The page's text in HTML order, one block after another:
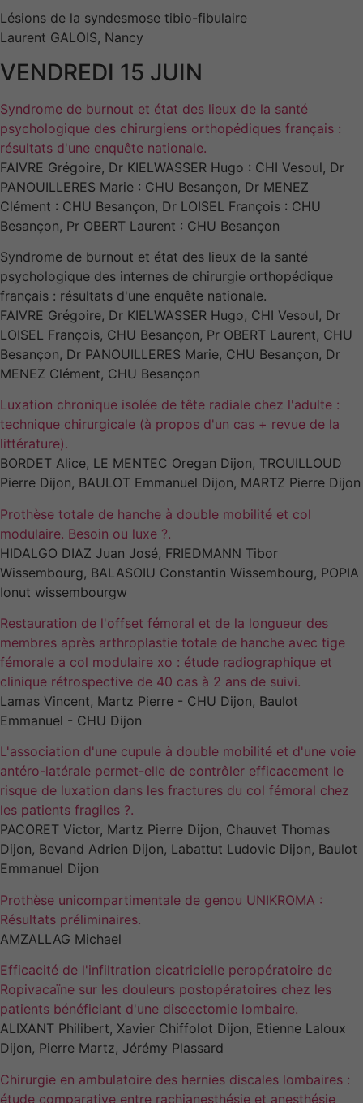
Lésions de la syndesmose tibio-fibulaire
Laurent GALOIS, Nancy
VENDREDI 15 JUIN
Syndrome de burnout et état des lieux de la santé
psychologique des chirurgiens orthopédiques français :
résultats d'une enquête nationale.
FAIVRE Grégoire, Dr KIELWASSER Hugo : CHI Vesoul, Dr
PANOUILLERES Marie : CHU Besançon, Dr MENEZ
Clément : CHU Besançon, Dr LOISEL François : CHU
Besançon, Pr OBERT Laurent : CHU Besançon
Syndrome de burnout et état des lieux de la santé
psychologique des internes de chirurgie orthopédique
français : résultats d'une enquête nationale.
FAIVRE Grégoire, Dr KIELWASSER Hugo, CHI Vesoul, Dr
LOISEL François, CHU Besançon, Pr OBERT Laurent, CHU
Besançon, Dr PANOUILLERES Marie, CHU Besançon, Dr
MENEZ Clément, CHU Besançon
Luxation chronique isolée de tête radiale chez l'adulte :
technique chirurgicale (à propos d'un cas + revue de la
littérature).
BORDET Alice, LE MENTEC Oregan Dijon, TROUILLOUD
Pierre Dijon, BAULOT Emmanuel Dijon, MARTZ Pierre Dijon
Prothèse totale de hanche à double mobilité et col
modulaire. Besoin ou luxe ?.
HIDALGO DIAZ Juan José, FRIEDMANN Tibor
Wissembourg, BALASOIU Constantin Wissembourg, POPIA
Ionut wissembourgw
Restauration de l'offset fémoral et de la longueur des
membres après arthroplastie totale de hanche avec tige
fémorale a col modulaire xo : étude radiographique et
clinique rétrospective de 40 cas à 2 ans de suivi.
Lamas Vincent, Martz Pierre - CHU Dijon, Baulot
Emmanuel - CHU Dijon
L'association d'une cupule à double mobilité et d'une voie
antéro-latérale permet-elle de contrôler efficacement le
risque de luxation dans les fractures du col fémoral chez
les patients fragiles ?.
PACORET Victor, Martz Pierre Dijon, Chauvet Thomas
Dijon, Bevand Adrien Dijon, Labattut Ludovic Dijon, Baulot
Emmanuel Dijon
Prothèse unicompartimentale de genou UNIKROMA :
Résultats préliminaires.
AMZALLAG Michael
Efficacité de l'infiltration cicatricielle peropératoire de
Ropivacaïne sur les douleurs postopératoires chez les
patients bénéficiant d'une discectomie lombaire.
ALIXANT Philibert, Xavier Chiffolot Dijon, Etienne Laloux
Dijon, Pierre Martz, Jérémy Plassard
Chirurgie en ambulatoire des hernies discales lombaires :
étude comparative entre rachianesthésie et anesthésie